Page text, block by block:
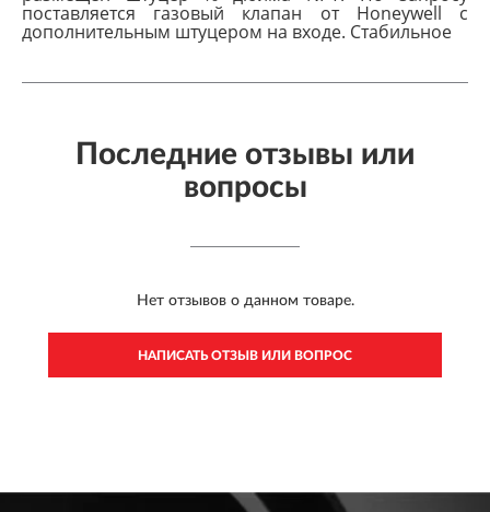
поставляется газовый клапан от Honeywell с
дополнительным штуцером на входе. Стабильное
Последние отзывы или
вопросы
Нет отзывов о данном товаре.
НАПИСАТЬ ОТЗЫВ ИЛИ ВОПРОС